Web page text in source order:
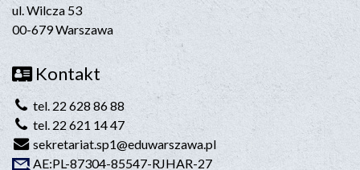
ul. Wilcza 53
00-679 Warszawa
Kontakt
tel. 22 628 86 88
tel. 22 621 14 47
sekretariat.sp1@eduwarszawa.pl
AE:PL-87304-85547-RJHAR-27